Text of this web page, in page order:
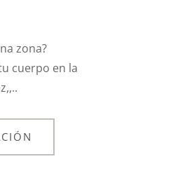
zona?
cuerpo en la